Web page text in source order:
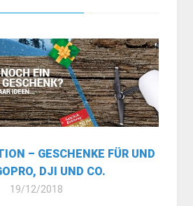
– GESCHENKE FÜR UND
DJI UND CO.
19/12/2018